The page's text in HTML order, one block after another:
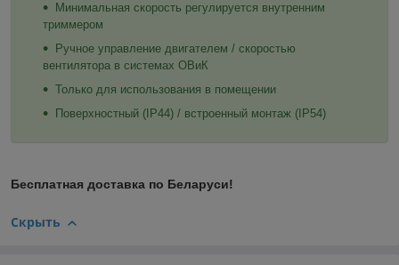
Минимальная скорость регулируется внутренним
триммером
Ручное управление двигателем / скоростью
вентилятора в системах ОВиК
Только для использования в помещении
Поверхностный (IP44) / встроенный монтаж (IP54)
Бесплатная доставка по Беларуси!
Скрыть